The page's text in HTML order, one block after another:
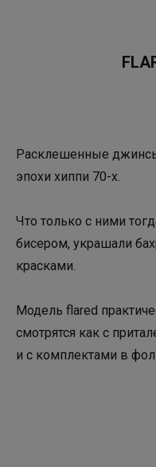
Расклешенные
эпохи хиппи 70-х.
Что только с ними
бисером, украшали
красками.
Модель flared
смотрятся как с
и с комплектами в